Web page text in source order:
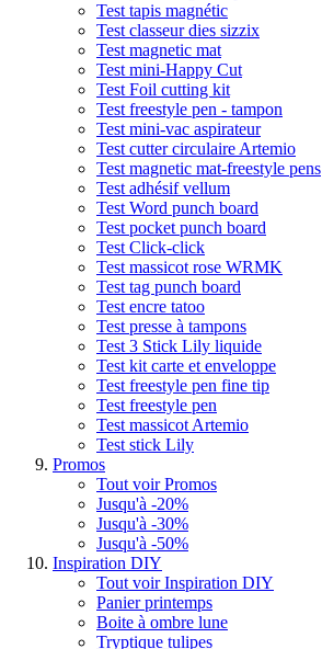
Test tapis magnétic
Test classeur dies sizzix
Test magnetic mat
Test mini-Happy Cut
Test Foil cutting kit
Test freestyle pen - tampon
Test mini-vac aspirateur
Test cutter circulaire Artemio
Test magnetic mat-freestyle pens
Test adhésif vellum
Test Word punch board
Test pocket punch board
Test Click-click
Test massicot rose WRMK
Test tag punch board
Test encre tatoo
Test presse à tampons
Test 3 Stick Lily liquide
Test kit carte et enveloppe
Test freestyle pen fine tip
Test freestyle pen
Test massicot Artemio
Test stick Lily
Promos
Tout voir Promos
Jusqu'à -20%
Jusqu'à -30%
Jusqu'à -50%
Inspiration DIY
Tout voir Inspiration DIY
Panier printemps
Boite à ombre lune
Tryptique tulipes